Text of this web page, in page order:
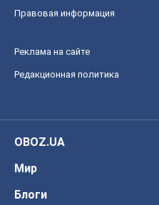
Правовая информация
Реклама на сайте
Редакционная политика
OBOZ.UA
Мир
Блоги